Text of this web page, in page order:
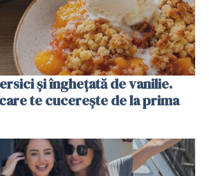
și înghețată de vanilie.
te cucerește de la prima